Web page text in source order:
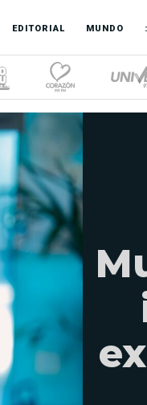
EDITORIAL MUNDO